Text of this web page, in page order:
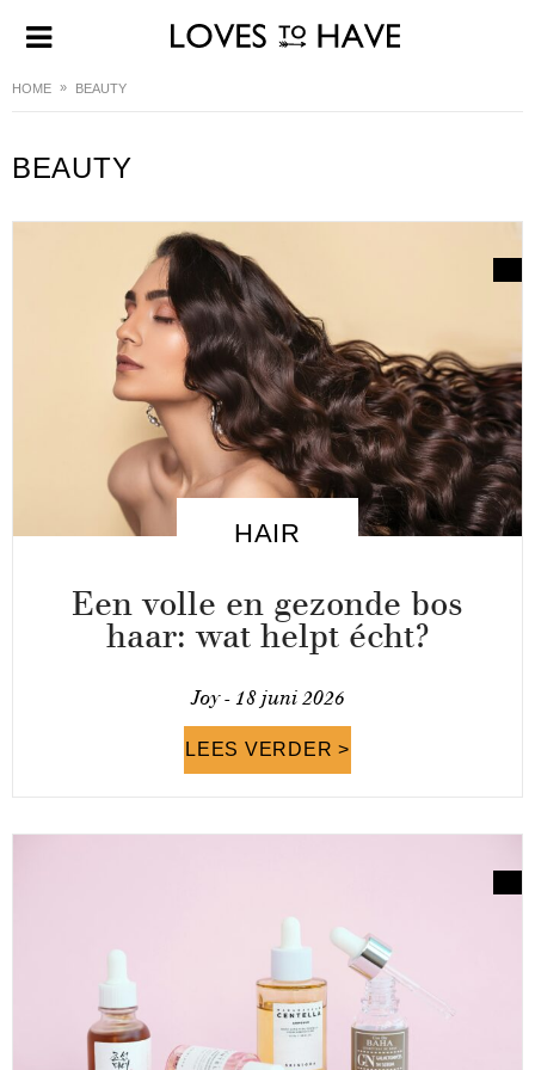
HOME BEAUTY
BEAUTY
HAIR
Een volle en gezonde bos
haar: wat helpt écht?
Joy - 18 juni 2026
LEES VERDER >